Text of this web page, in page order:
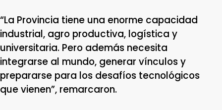
“La Provincia tiene una enorme capacidad
industrial, agro productiva, logística y
universitaria. Pero además necesita
integrarse al mundo, generar vínculos y
prepararse para los desafíos tecnológicos
que vienen”, remarcaron.